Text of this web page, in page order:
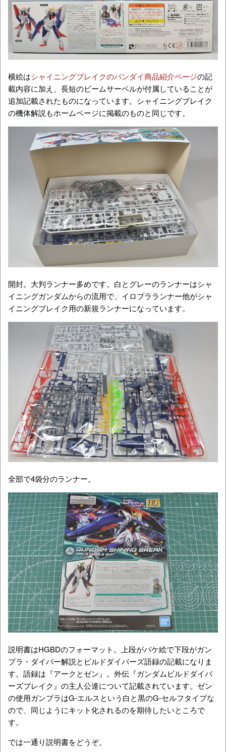
横絵はシャイニングブレイクのバンダイ商品紹介ページの記
載内容に加え、長短のビームサーベルが付属していることが
追加記載されたものになっています。シャイニングブレイク
の機体解説もホームページに掲載のものと同じです。
開封。大判ランナー多めです。白とグレーのランナーはシャ
イニングガンダムからの流用で、イロプラランナー他がシャ
イニングブレイク用の新規ランナーになっています。
全部で4袋分のランナー。
説明書はHGBDのフォーマット。上段がパケ絵で下段がガン
プラ・ダイバー解説とビルドダイバーズ語録の記載になりま
す。語録は『アークとゼン』。外伝『ガンダムビルドダイバ
ーズブレイク』の主人公達について記載されています。ゼン
の使用ガンプラはG-エルスという白と黒のG-セルフタイプな
ので、同じようにキット化されるのを期待したいところで
す。
では一通り説明書をどうぞ。